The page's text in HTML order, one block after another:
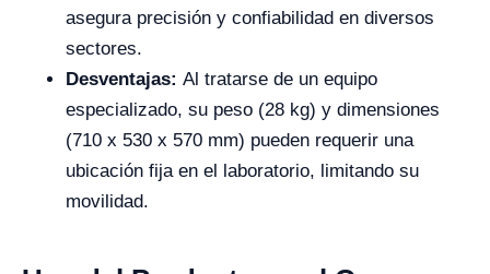
asegura precisión y confiabilidad en diversos
sectores.
Desventajas: Al tratarse de un equipo
especializado, su peso (28 kg) y dimensiones
(710 x 530 x 570 mm) pueden requerir una
ubicación fija en el laboratorio, limitando su
movilidad.